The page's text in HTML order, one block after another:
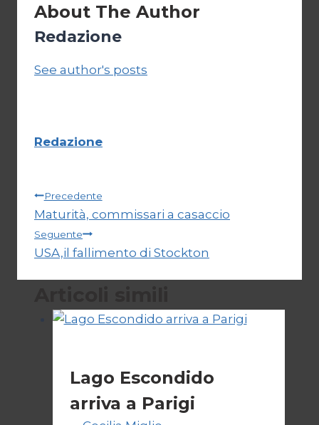
About The Author
Redazione
See author's posts
Redazione
Navigazione
articoli
Precedente
Maturità, commissari a casaccio
Seguente
USA,il fallimento di Stockton
Lago Escondido
arriva a Parigi